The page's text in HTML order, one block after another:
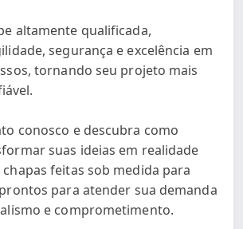
altamente qualificada,
segurança e excelência em
tornando seu projeto mais
conosco e descubra como
suas ideias em realidade
feitas sob medida para
para atender sua demanda
e comprometimento.